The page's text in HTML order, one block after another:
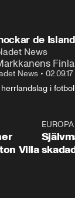
de Island
News
News • 02.09.17
i
Villa